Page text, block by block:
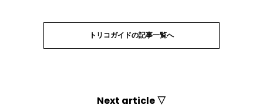
トリコガイドの記事一覧へ
Next article ▽